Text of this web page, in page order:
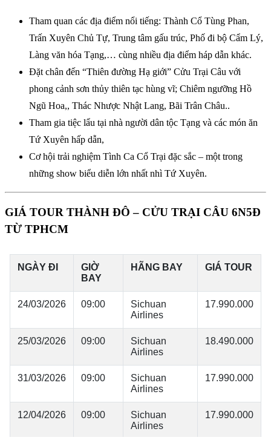
Tham quan các địa điểm nổi tiếng: Thành Cổ Tùng Phan,
Trấn Xuyên Chủ Tự, Trung tâm gấu trúc, Phố đi bộ Cẩm Lý,
Làng văn hóa Tạng,… cùng nhiều địa điểm háp dẫn khác.
Đặt chân đến “Thiên đường Hạ giới” Cửu Trại Câu với
phong cảnh sơn thủy thiên tạc hùng vĩ; Chiêm ngưỡng Hồ
Ngũ Hoa,, Thác Nhược Nhật Lang, Bãi Trân Châu..
Tham gia tiệc lẩu tại nhà người dân tộc Tạng và các món ăn
Tứ Xuyên hấp dẫn,
Cơ hội trải nghiệm Tình Ca Cổ Trại đặc sắc – một trong
những show biểu diễn lớn nhất nhì Tứ Xuyên.
GIÁ TOUR THÀNH ĐÔ – CỬU TRẠI CÂU 6N5Đ
TỪ TPHCM